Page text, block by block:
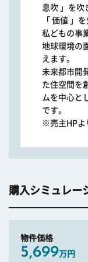
息吹 」を吹
「 価値 」
私どもの事
地球環境の
えます。
未来都市開
た住空間を
ムを中心と
です。
※売主HPよ
購入シミュレー
物件価格
5,699万円